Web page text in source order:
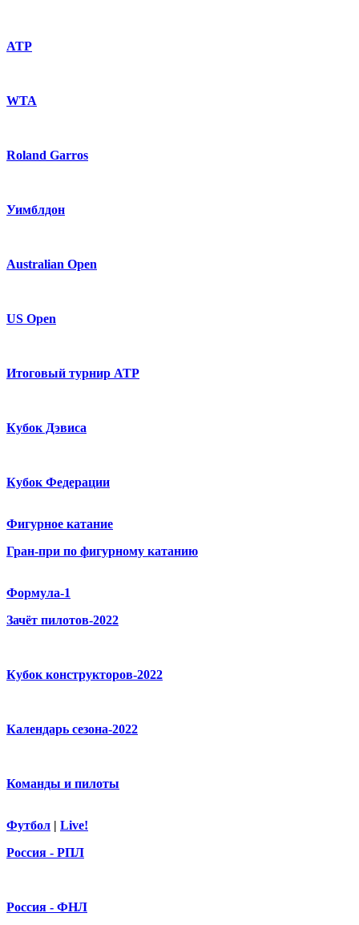
ATP
WTA
Roland Garros
Уимблдон
Australian Open
US Open
Итоговый турнир ATP
Кубок Дэвиса
Кубок Федерации
Фигурное катание
Гран-при по фигурному катанию
Формула-1
Зачёт пилотов-2022
Кубок конструкторов-2022
Календарь сезона-2022
Команды и пилоты
Футбол | Live!
Россия - РПЛ
Россия - ФНЛ